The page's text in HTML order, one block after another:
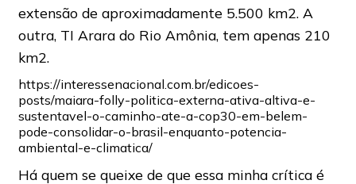
extensão de aproximadamente 5.500 km2. A
outra, TI Arara do Rio Amônia, tem apenas 210
km2.
https://interessenacional.com.br/edicoes-
posts/maiara-folly-politica-externa-ativa-altiva-e-
sustentavel-o-caminho-ate-a-cop30-em-belem-
pode-consolidar-o-brasil-enquanto-potencia-
ambiental-e-climatica/
Há quem se queixe de que essa minha crítica é